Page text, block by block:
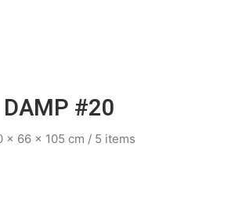
DAMP #20
x 66 x 105 cm / 5 items